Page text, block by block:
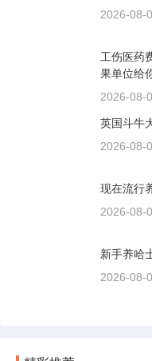
塞和气缸
2026-08-
工伤医药
果单位给
付；要是
又推给医
讲清楚。
2026-08-
英国斗牛
2026-08-
现在流行
2026-08-
新手养哈
2026-08-